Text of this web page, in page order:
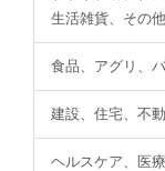
生活雑貨、その
食品、アグリ、
建設、住宅、不
ヘルスケア、医